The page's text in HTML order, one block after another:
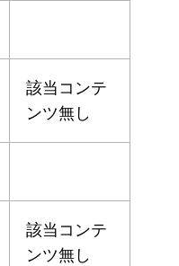
該当コンテ
ンツ無し
該当コンテ
ンツ無し